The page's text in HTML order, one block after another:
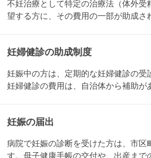
不妊治療として特定の治療法（体外受
望する方に、その費用の一部が助成さ
妊婦健診の助成制度
妊娠中の方は、定期的な妊婦健診の受
妊婦健診の費用は、自治体から補助が
妊娠の届出
病院で妊娠の診断を受けた方は、市区
す。母子健康手帳の交付や、出産まで